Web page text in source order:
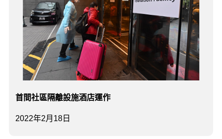
2022年2月18日
首間社區隔離設施酒店運作